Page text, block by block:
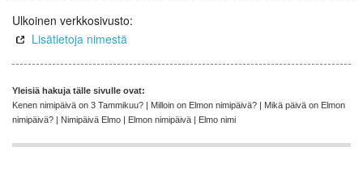
Ulkoinen verkkosivusto:
Lisätietoja nimestä
Yleisiä hakuja tälle sivulle ovat:
Kenen nimipäivä on 3 Tammikuu? | Milloin on Elmon nimipäivä? | Mikä päivä on Elmon
nimipäivä? | Nimipäivä Elmo | Elmon nimipäivä | Elmo nimi